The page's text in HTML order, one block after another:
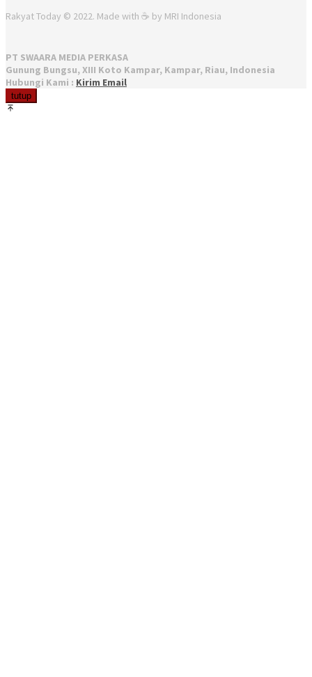
Rakyat Today © 2022. Made with ☕ by MRI Indonesia
PT SWAARA MEDIA PERKASA
Gunung Bungsu, XIII Koto Kampar, Kampar, Riau, Indonesia
Hubungi Kami : Kirim Email
tutup